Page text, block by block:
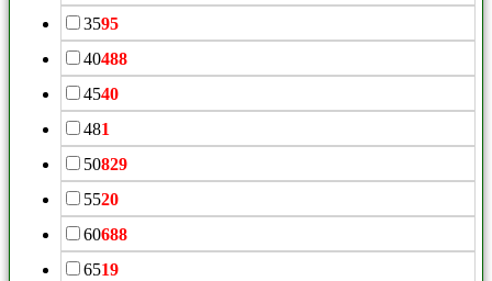
3595
40488
4540
481
50829
5520
60688
6519